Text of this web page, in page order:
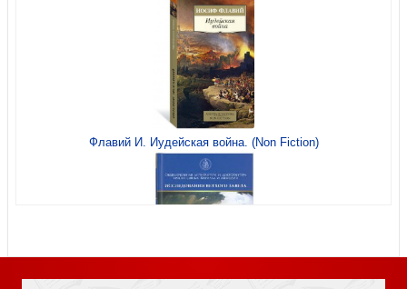
Няня спешит на помощь!
Флавий И. Иудейская война. (Non Fiction)